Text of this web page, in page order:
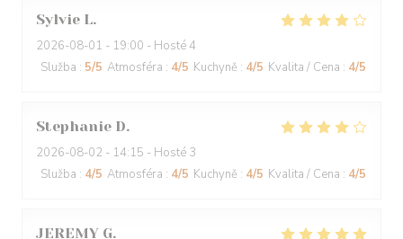
Sylvie L
2026-08-01 - 19:00 - Hosté 4
Služba : 5/5 Atmosféra : 4/5 Kuchyně : 4/5 Kvalita / Cena : 4/5
Stephanie D
2026-08-02 - 14:15 - Hosté 3
Služba : 4/5 Atmosféra : 4/5 Kuchyně : 4/5 Kvalita / Cena : 4/5
JEREMY G